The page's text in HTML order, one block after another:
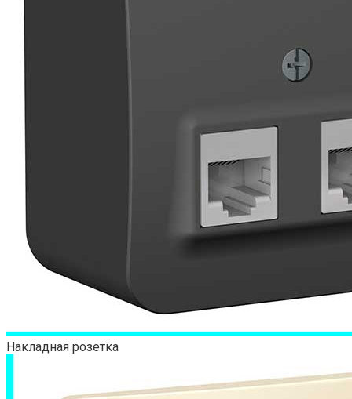
Накладная розетка